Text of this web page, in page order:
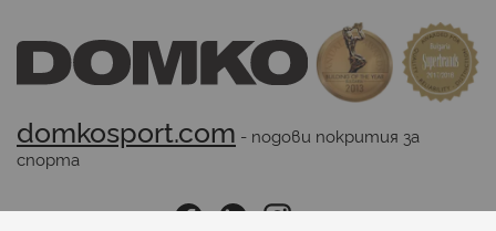
domkosport.com - подови покрития за
спорта
Последвайте ни: